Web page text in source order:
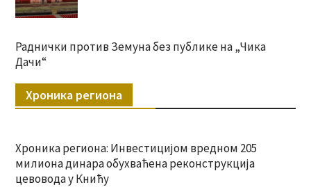
Раднички против Земуна без публике на „Чика
Дачи“
Хроника региона
Хроника региона: Инвестицијом вредном 205
милиона динара обухваћена реконструкција
цевовода у Книћу